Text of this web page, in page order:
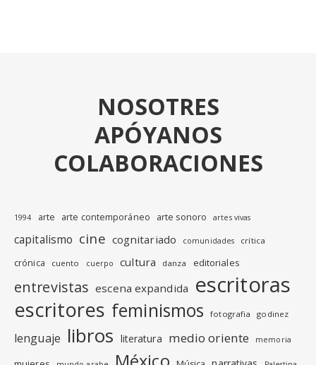
NOSOTRES
APÓYANOS
COLABORACIONES
1994 arte arte contemporáneo arte sonoro artes vivas
capitalismo cine cognitariado comunidades crítica
crónica cuento cuerpo cultura danza editoriales
entrevistas escena expandida escritoras
escritores feminismos fotografia godinez
lenguaje libros literatura medio oriente memoria